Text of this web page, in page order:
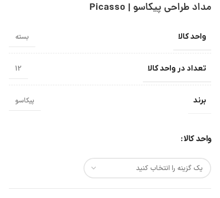
مداد طراحی پیکاسو | Picasso
واحد کالا بسته
تعداد در واحد کالا 12
برند پیکاسو
واحد کالا